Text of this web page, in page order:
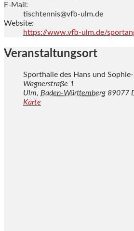
E-Mail:
tischtennis@vfb-ulm.de
Website:
https://www.vfb-ulm.de/
Veranstaltungsort
Sporthalle des Hans und
Wagnerstraße 1
Ulm, Baden-Württemberg 89077
Karte